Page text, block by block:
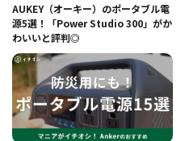
AUKEY（オーキー）のポータブル電
源5選！「Power Studio 300」がか
わいいと評判◎